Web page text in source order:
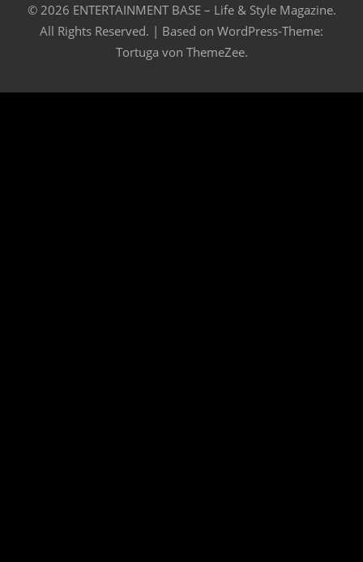
© 2026 ENTERTAINMENT BASE – Life & Style Magazine.
All Rights Reserved. | Based on WordPress-Theme:
Tortuga von ThemeZee.